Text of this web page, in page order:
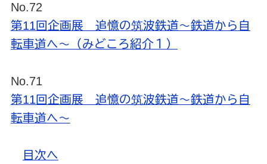
No.72
第11回企画展 追憶の筑波鉄道～鉄道から自
転車道へ～（みどころ紹介１）
No.71
第11回企画展 追憶の筑波鉄道～鉄道から自
転車道へ～
目次へ